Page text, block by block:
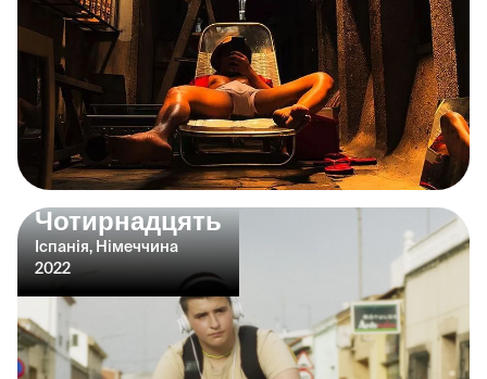
Чотирнадцять
Іспанія, Німеччина
2022